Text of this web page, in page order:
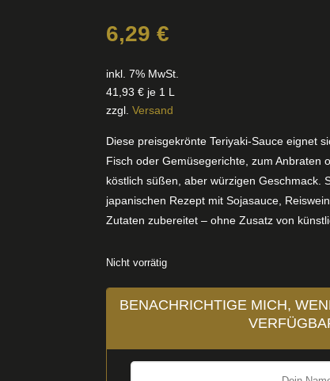
6,29€
inkl. 7% MwSt.
41,93€ je 1 L
zzgl.Versand
Diese preisgekrönte Teriyaki-Sauce eignet
Fisch oder Gemüsegerichte, zum Anbraten
köstlich süßen, aber würzigen Geschmack.
japanischen Rezept mit Sojasauce,
Zutaten zubereitet – ohne Zusatz von
Nicht vorrätig
BENACHRICHTIGE MICH,